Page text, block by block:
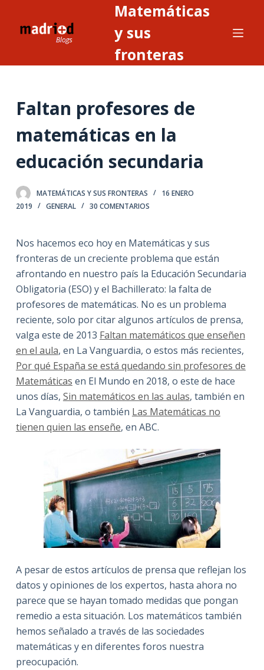
n
e
n
d
o
Matemáticas
y sus
fronteras
Faltan profesores de
matemáticas en la
educación secundaria
MATEMÁTICAS Y SUS FRONTERAS
16 ENERO
2019
GENERAL 30 COMENTARIOS
Nos hacemos eco hoy en Matemáticas y sus
fronteras de un creciente problema que están
afrontando en nuestro país la Educación Secundaria
Obligatoria (ESO) y el Bachillerato: la falta de
profesores de matemáticas. No es un problema
reciente, solo por citar algunos artículos de prensa,
valga este de 2013 Faltan matemáticos que enseñen
en el aula, en La Vanguardia, o estos más recientes,
Por qué España se está quedando sin profesores de
Matemáticas en El Mundo en 2018, o este de hace
unos días, Sin matemáticos en las aulas, también en
La Vanguardia, o también Las Matemáticas no
tienen quien las enseñe, en ABC.
A pesar de estos artículos de prensa que reflejan los
datos y opiniones de los expertos, hasta ahora no
parece que se hayan tomado medidas que pongan
remedio a esta situación. Los matemáticos también
hemos señalado a través de las sociedades
matemáticas y en diferentes foros nuestra
preocupación.